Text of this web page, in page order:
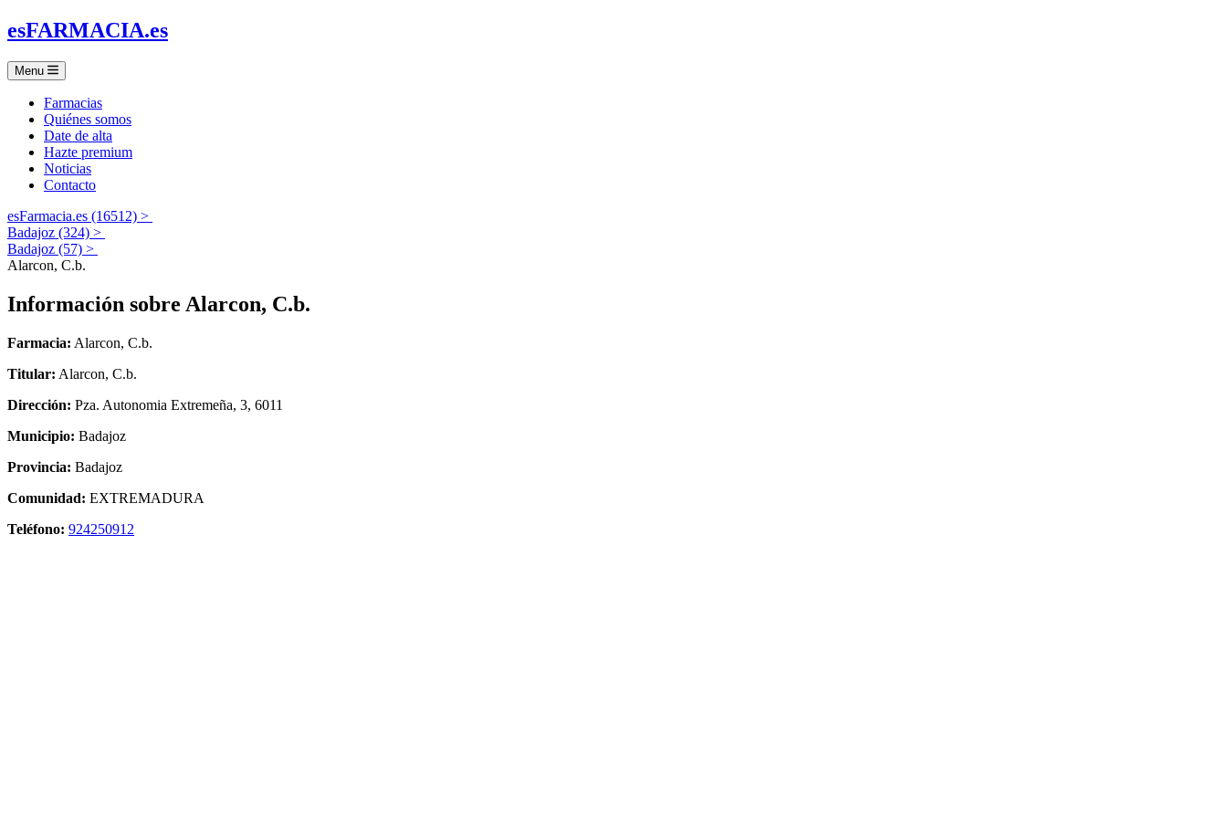
esFARMACIA.es
Menu
Farmacias
Quiénes somos
Date de alta
Hazte premium
Noticias
Contacto
esFarmacia.es (16512) >
Badajoz (324) >
Badajoz (57) >
Alarcon, C.b.
Información sobre Alarcon, C.b.
Farmacia: Alarcon, C.b.
Titular: Alarcon, C.b.
Dirección: Pza. Autonomia Extremeña, 3, 6011
Municipio: Badajoz
Provincia: Badajoz
Comunidad: EXTREMADURA
Teléfono: 924250912